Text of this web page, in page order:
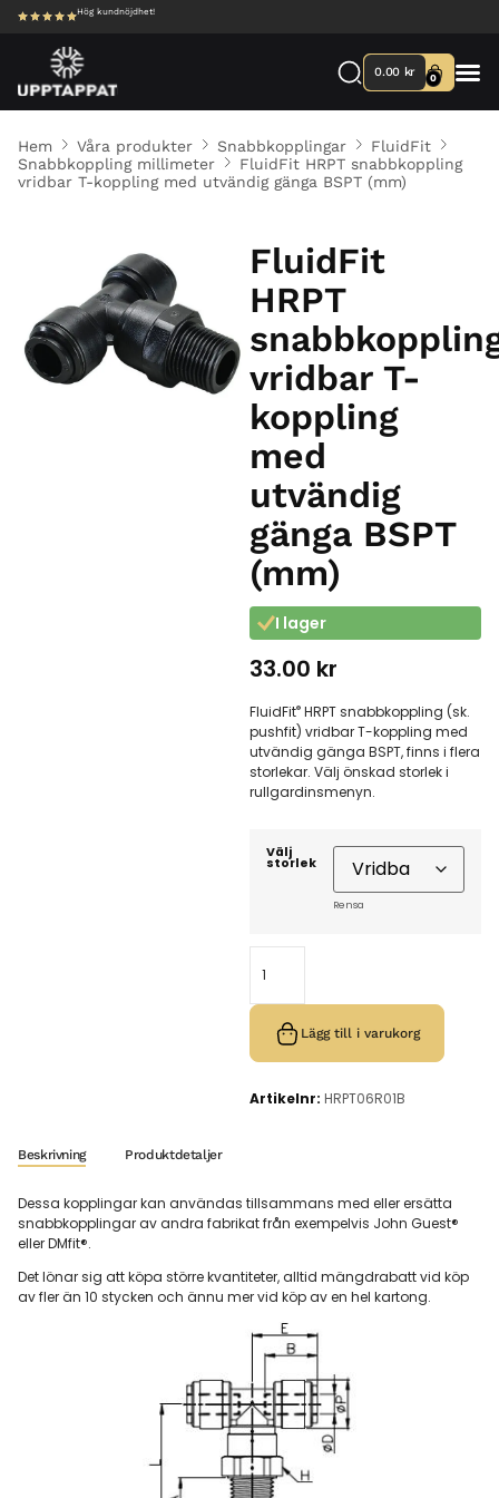
Hög kundnöjdhet!
0.00 kr 0
Hem Våra produkter Snabbkopplingar
FluidFit
Snabbkoppling millimeter
FluidFit HRPT snabbkoppling
vridbar T-koppling med utvändig gänga BSPT (mm)
FluidFit
HRPT
vridbar T-
koppling
med
utvändig
gänga BSPT
(mm)
I lager
33.00 kr
FluidFit® HRPT snabbkoppling (sk.
pushfit) vridbar T-koppling med
utvändig gänga BSPT, finns i flera
storlekar. Välj önskad storlek i
rullgardinsmenyn.
Välj
storlek
Rensa
Lägg till i varukorg
Artikelnr: HRPT06R01B
Beskrivning Produktdetaljer
Dessa kopplingar kan användas tillsammans med eller ersätta
snabbkopplingar av andra fabrikat från exempelvis John Guest®
eller DMfit®.
Det lönar sig att köpa större kvantiteter, alltid mängdrabatt vid köp
av fler än 10 stycken och ännu mer vid köp av en hel kartong.